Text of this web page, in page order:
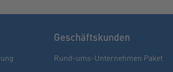
Geschäftskunden
Rund-ums-Unternehmen Paket